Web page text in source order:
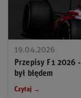
19.04.2026
Przepisy F1 2026
był błędem
Czytaj →